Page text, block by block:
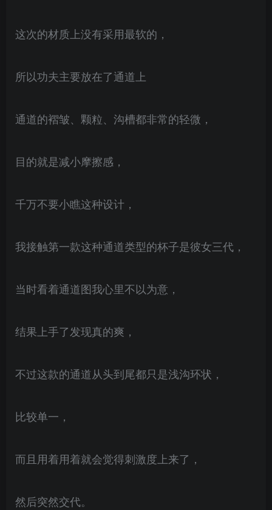
这次的材质上没有采用最软的，
所以功夫主要放在了通道上
通道的褶皱、颗粒、沟槽都非常的轻微，
目的就是减小摩擦感，
千万不要小瞧这种设计，
我接触第一款这种通道类型的杯子是彼女三代，
当时看着通道图我心里不以为意，
结果上手了发现真的爽，
不过这款的通道从头到尾都只是浅沟环状，
比较单一，
而且用着用着就会觉得刺激度上来了，
然后突然交代。